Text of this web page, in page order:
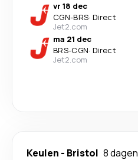
vr 18 dec
CGN-BRS· Direct
Jet2.com
ma 21 dec
BRS-CGN· Direct
Jet2.com
Keulen - Bristol 8 dagen